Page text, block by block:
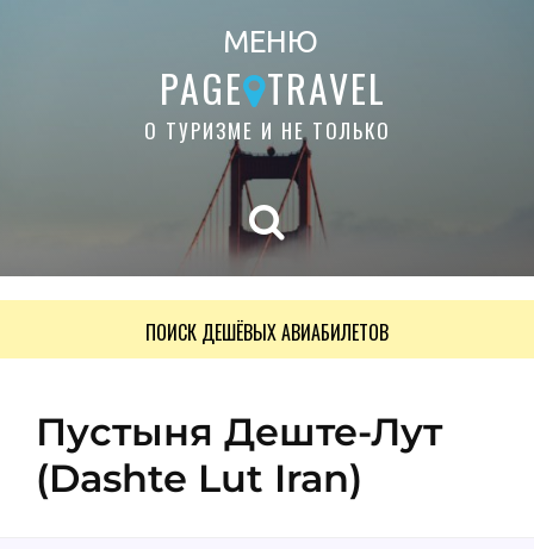
МЕНЮ
PAGE TRAVEL
О ТУРИЗМЕ И НЕ ТОЛЬКО
ПОИСК ДЕШЁВЫХ АВИАБИЛЕТОВ
Пустыня Деште-Лут
(Dashte Lut Iran)